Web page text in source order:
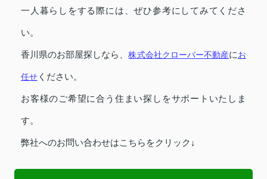
一人暮らしをする際には、ぜひ参考にしてみてくださ
い。
香川県のお部屋探しなら、株式会社クローバー不動産にお
任せ ください。
お客様のご希望に合う住まい探しをサポートいたしま
す。
弊社へのお問い合わせはこちらをクリック↓